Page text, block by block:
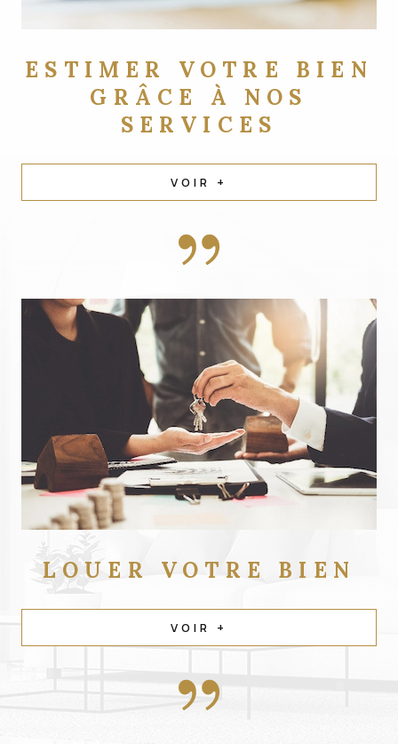
ESTIMER VOTRE BIEN
GRÂCE À NOS
SERVICES
VOIR +
LOUER VOTRE BIEN
VOIR +